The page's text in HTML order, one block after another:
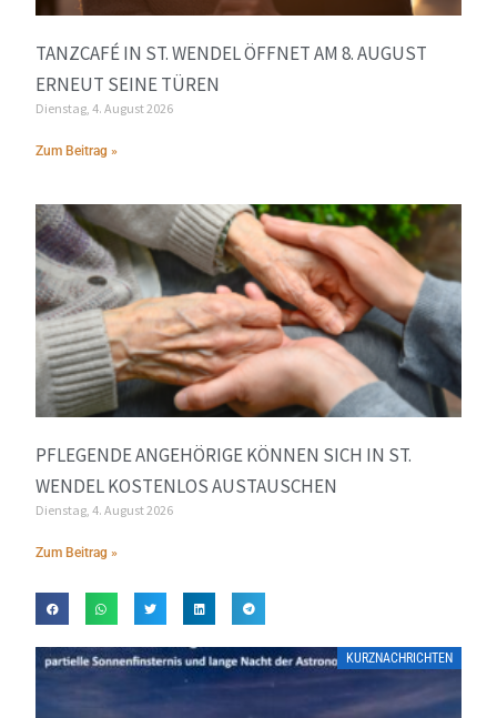
TANZCAFÉ IN ST. WENDEL ÖFFNET AM 8. AUGUST
ERNEUT SEINE TÜREN
Dienstag, 4. August 2026
Zum Beitrag »
PFLEGENDE ANGEHÖRIGE KÖNNEN SICH IN ST.
WENDEL KOSTENLOS AUSTAUSCHEN
Dienstag, 4. August 2026
Zum Beitrag »
KURZNACHRICHTEN